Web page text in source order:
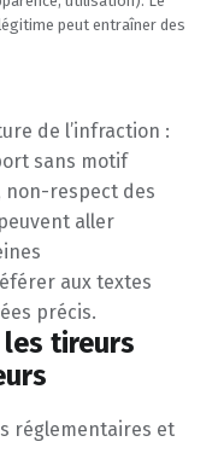
peut entraîner des
de l’infraction :
sans motif
non-respect des
aller
aux textes
précis.
tireurs
réglementaires et